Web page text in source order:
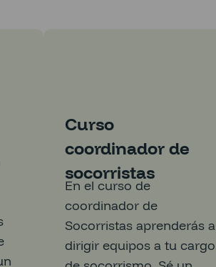
Curso
coordinador de
socorristas
En el curso de
coordinador de
Socorristas aprenderás a
dirigir equipos a tu cargo